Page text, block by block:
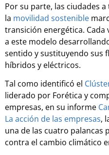
Por su parte, las ciudades
la movilidad sostenible
transición energética. Cada
a este modelo
sentido y sustituyendo sus
híbridos y eléctricos.
Tal como identificó el
liderado por Forética y
empresas, en su informe
La acción de las empresas,
una de las cuatro palancas
contra el cambio climático